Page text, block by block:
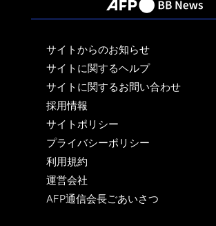
サイトからのお知らせ
サイトに関するヘルプ
サイトに関するお問い合わせ
採用情報
サイトポリシー
プライバシーポリシー
利用規約
運営会社
AFP通信会長ごあいさつ